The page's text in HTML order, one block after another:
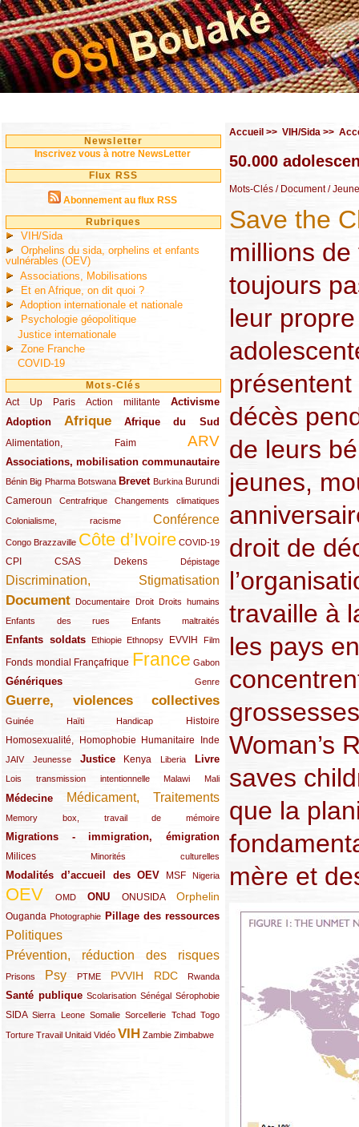
Newsletter
Inscrivez vous à notre NewsLetter
Flux RSS
Abonnement au flux RSS
Rubriques
VIH/Sida
Orphelins du sida, orphelins et enfants
vulnérables (OEV)
Associations, Mobilisations
Et en Afrique, on dit quoi ?
Adoption internationale et nationale
Psychologie géopolitique
Justice internationale
Zone Franche
COVID-19
Mots-Clés
Act Up Paris
(49/289) Action militante
(32/289) Activisme
(73/289)
Adoption
(82/289) Afrique
(161/289) Afrique du Sud
(73/289)
Alimentation, Faim
(48/289) ARV
(203/289)
Associations, mobilisation communautaire
(65/289)
Bénin
(13/289)Big Pharma
(16/289) Botswana
(9/289) Brevet
(83/289) Burkina
(18/289) Burundi
(30/289)
Cameroun
(47/289) Centrafrique
(23/289) Changements climatiques
(10/289)
Colonialisme, racisme
(19/289) Conférence
(118/289)
Congo Brazzaville
(24/289) Côte d’Ivoire
(263/289) COVID-19
(13/289)
CPI
(48/289) CSAS
(32/289) Dekens
(29/289) Dépistage
(19/289)
Discrimination, Stigmatisation
(131/289)
Document
(145/289) Documentaire
(9/289) Droit
(20/289) Droits humains
(22/289)
Enfants des rues
(21/289) Enfants maltraités
(10/289)
Enfants soldats
(68/289) Ethiopie
(12/289) Ethnopsy
(15/289) EVVIH
(55/289) Film
(22/289)
Fonds mondial
(48/289) Françafrique
(39/289) France
(289/289) Gabon
(12/289)
Génériques
(59/289) Genre
(22/289)
Guerre, violences collectives
(149/289)
Guinée
(12/289) Haïti
(15/289) Handicap
(10/289) Histoire
(49/289)
Homosexualité, Homophobie
(44/289) Humanitaire
(47/289) Inde
(34/289)
JAIV
(10/289)Jeunesse
(21/289) Justice
(65/289) Kenya
(35/289) Liberia
(25/289) Livre
(62/289)
Lois transmission intentionnelle
(24/289) Malawi
(11/289) Mali
(21/289)
Médecine
(62/289) Médicament, Traitements
(142/289)
Memory box, travail de mémoire
(11/289)
Migrations - immigration, émigration
(67/289)
Milices
(34/289) Minorités culturelles
(15/289)
Modalités d’accueil des OEV
(58/289) MSF
(54/289) Nigeria
(27/289)
OEV
(269/289) OMD
(26/289) ONU
(58/289) ONUSIDA
(44/289) Orphelin
(112/289)
Ouganda
(29/289) Photographie
(27/289) Pillage des ressources
(77/289)
Politiques
(120/289)
Prévention, réduction des risques
(131/289)
Prisons
(22/289) Psy
(119/289) PTME
(12/289) PVVIH
(111/289) RDC
(104/289) Rwanda
(23/289)
Santé publique
(59/289) Scolarisation
(9/289) Sénégal
(13/289) Sérophobie
(19/289)
SIDA
(29/289)Sierra Leone
(13/289) Somalie
(12/289) Sorcellerie
(19/289) Tchad
(10/289) Togo
(15/289)
Torture
(17/289)Travail
(21/289) Unitaid
(26/289) Vidéo
(23/289) VIH
(154/289) Zambie
(12/289) Zimbabwe
(21/289)
Accueil >> VIH/Sida >>
50.000
Mots-Clés / Document/
Save the
millions de
toujours
leur
décès
de leurs
jeunes,
droit de
travaille à
les pays
Woman’s
saves
que la
mère et